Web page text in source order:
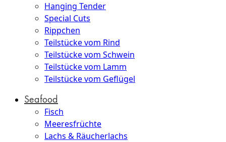
Hanging Tender
Special Cuts
Rippchen
Teilstücke vom Rind
Teilstücke vom Schwein
Teilstücke vom Lamm
Teilstücke vom Geflügel
Seafood
Fisch
Meeresfrüchte
Lachs & Räucherlachs